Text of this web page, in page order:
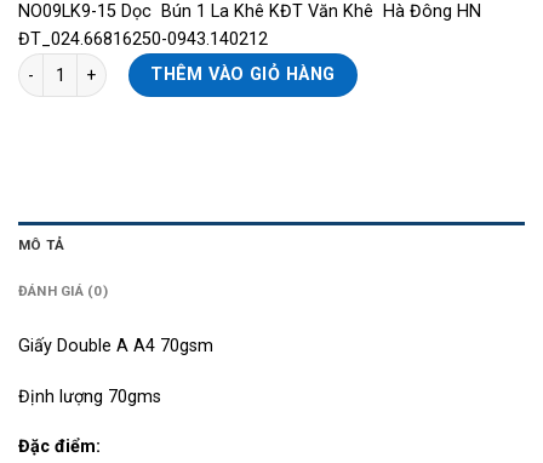
NO09LK9-15 Dọc Bún 1 La Khê KĐT Văn Khê Hà Đông HN
ĐT_024.66816250-0943.140212
Giấy Double A A4 70gsm, 90% số lượng
THÊM VÀO GIỎ HÀNG
MÔ TẢ
ĐÁNH GIÁ (0)
Giấy Double A A4 70gsm
Định lượng 70gms
Đặc điểm: